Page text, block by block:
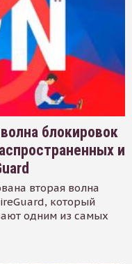
блокировок
и
вторая волна
который
одним из самых